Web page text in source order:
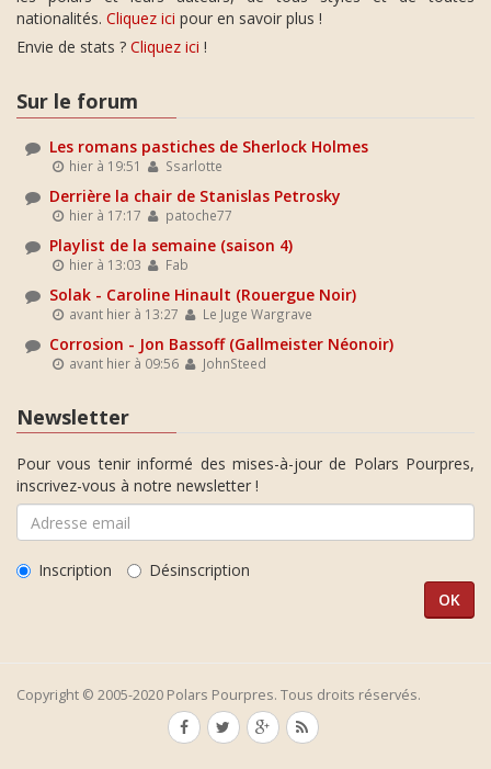
nationalités. Cliquez ici pour en savoir plus !
Envie de stats ? Cliquez ici !
Sur le forum
Les romans pastiches de Sherlock Holmes
hier à 19:51 Ssarlotte
Derrière la chair de Stanislas Petrosky
hier à 17:17 patoche77
Playlist de la semaine (saison 4)
hier à 13:03 Fab
Solak - Caroline Hinault (Rouergue Noir)
avant hier à 13:27 Le Juge Wargrave
Corrosion - Jon Bassoff (Gallmeister Néonoir)
avant hier à 09:56 JohnSteed
Newsletter
Pour vous tenir informé des mises-à-jour de Polars Pourpres,
inscrivez-vous à notre newsletter !
Inscription Désinscription
Copyright © 2005-2020 Polars Pourpres. Tous droits réservés.